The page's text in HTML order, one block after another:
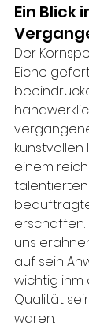
Ein Blick
Der
Eiche
kunstvollen
einem
erschaffen.
uns
auf sein
wichtig ihm
Qualität
waren.